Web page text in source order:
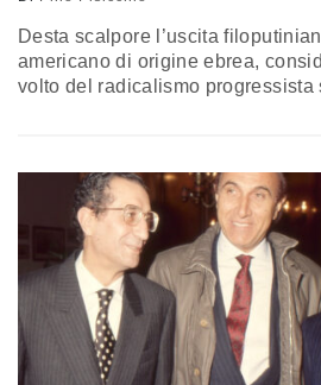
Desta scalpore l’uscita
americano di origine ebrea,
volto del radicalismo progressista
posizioni poco comprensibili e
con la condotta politica di una vita